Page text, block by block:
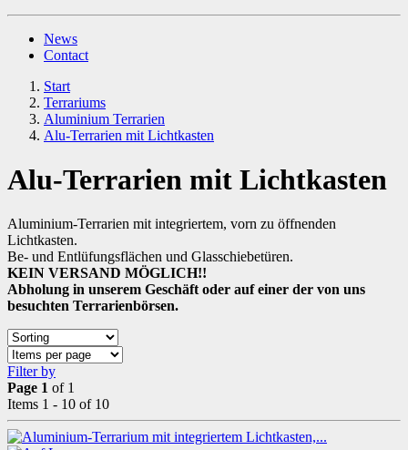
News
Contact
Start
Terrariums
Aluminium Terrarien
Alu-Terrarien mit Lichtkasten
Alu-Terrarien mit Lichtkasten
Aluminium-Terrarien mit integriertem, vorn zu öffnenden
Lichtkasten.
Be- und Entlüfungsflächen und Glasschiebetüren.
KEIN VERSAND MÖGLICH!!
Abholung in unserem Geschäft oder auf einer der von uns
besuchten Terrarienbörsen.
Filter by
Page 1 of 1
Items 1 - 10 of 10